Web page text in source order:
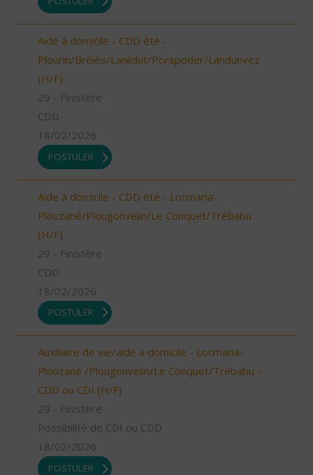
Aide à domicile - CDD été -
Plourin/Brélès/Lanildut/Porspoder/Landunvez
(H/F)
29 - Finistère
CDD
18/02/2026
POSTULER
Aide à domicile - CDD été - Locmaria-
Plouzané/Plougonvelin/Le Conquet/Trébabu
(H/F)
29 - Finistère
CDD
18/02/2026
POSTULER
Auxiliaire de vie/aide à domicile - Locmaria-
Plouzané /Plougonvelin/Le Conquet/Trébabu -
CDD ou CDI (H/F)
29 - Finistère
Possibilité de CDI ou CDD
18/02/2026
POSTULER